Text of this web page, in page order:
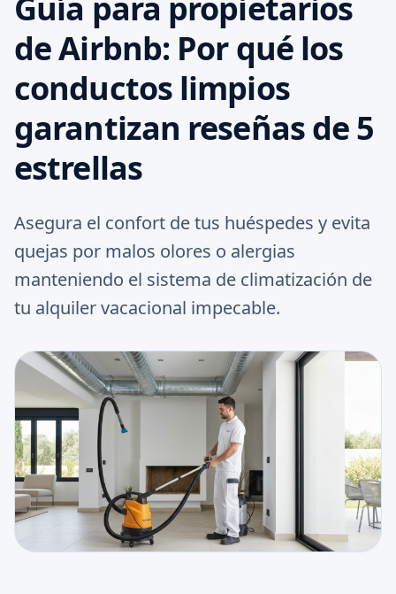
de Airbnb: Por qué los
conductos limpios
garantizan reseñas de 5
estrellas
Asegura el confort de tus huéspedes y evita
quejas por malos olores o alergias
manteniendo el sistema de climatización de
tu alquiler vacacional impecable.